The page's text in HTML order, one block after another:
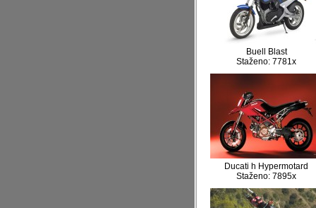
Buell Blast
Staženo: 7781x
Ducati h Hypermotard
Staženo: 7895x